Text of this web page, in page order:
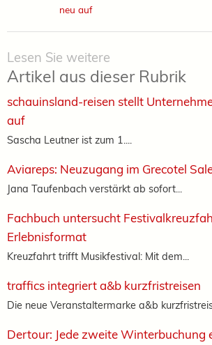
neu auf
Lesen Sie weitere
Artikel aus dieser Rubrik
schauinsland-reisen stellt
auf
Sascha Leutner ist zum 1....
Aviareps: Neuzugang im Grecotel
Jana Taufenbach verstärkt ab sofort...
Fachbuch untersucht
Erlebnisformat
Kreuzfahrt trifft Musikfestival: Mit dem...
traffics integriert a&b kurzfristreisen
Die neue Veranstaltermarke a&b
Dertour: Jede zweite Winterbuchung